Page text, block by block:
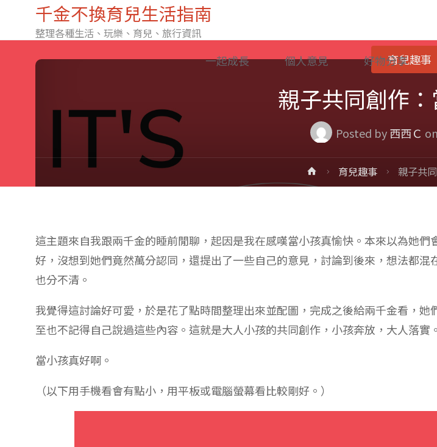
千金不換育兒生活指南
整理各種生活、玩樂、育兒、旅行資訊
Skip
一起成長 個人意見 好物分享
親子共同創作
Posted by 西西Ｃ on
育兒趣事
Home育兒趣事 親子共
這主題來自我跟兩千金的睡前閒聊，起因是我在感嘆當小孩真愉快。本來以為她們
好，沒想到她們竟然萬分認同，還提出了一些自己的意見，討論到後來，想法都混
也分不清。
我覺得這討論好可愛，於是花了點時間整理出來並配圖，完成之後給兩千金看，她
至也不記得自己說過這些內容。這就是大人小孩的共同創作，小孩奔放，大人落實。
當小孩真好啊。
（以下用手機看會有點小，用平板或電腦螢幕看比較剛好。）